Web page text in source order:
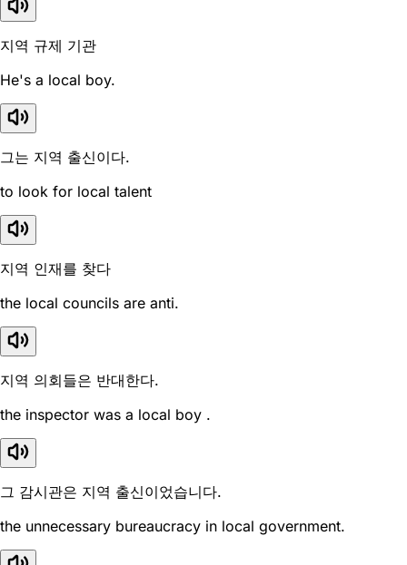
지역 규제 기관
He's a local boy.
그는 지역 출신이다.
to look for local talent
지역 인재를 찾다
the local councils are anti.
지역 의회들은 반대한다.
the inspector was a local boy .
그 감시관은 지역 출신이었습니다.
the unnecessary bureaucracy in local government.